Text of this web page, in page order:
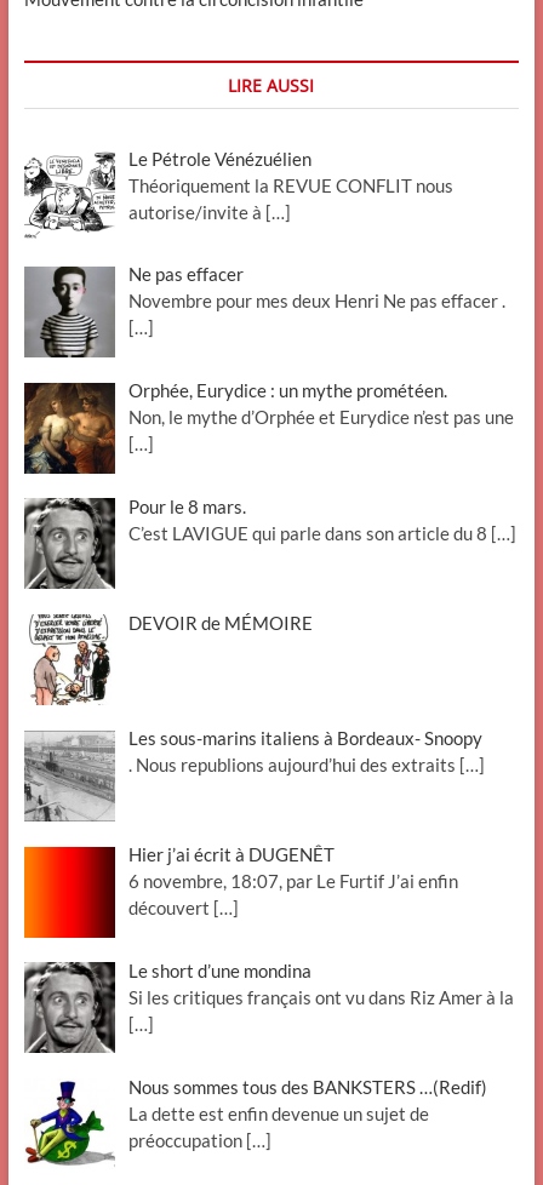
LIRE AUSSI
Le Pétrole Vénézuélien
Théoriquement la REVUE CONFLIT nous
autorise/invite à […]
Ne pas effacer
Novembre pour mes deux Henri Ne pas effacer .
[…]
Orphée, Eurydice : un mythe prométéen.
Non, le mythe d’Orphée et Eurydice n’est pas une
[…]
Pour le 8 mars.
C’est LAVIGUE qui parle dans son article du 8 […]
DEVOIR de MÉMOIRE
Les sous-marins italiens à Bordeaux- Snoopy
. Nous republions aujourd’hui des extraits […]
Hier j’ai écrit à DUGENÊT
6 novembre, 18:07, par Le Furtif J’ai enfin
découvert […]
Le short d’une mondina
Si les critiques français ont vu dans Riz Amer à la
[…]
Nous sommes tous des BANKSTERS …(Redif)
La dette est enfin devenue un sujet de
préoccupation […]